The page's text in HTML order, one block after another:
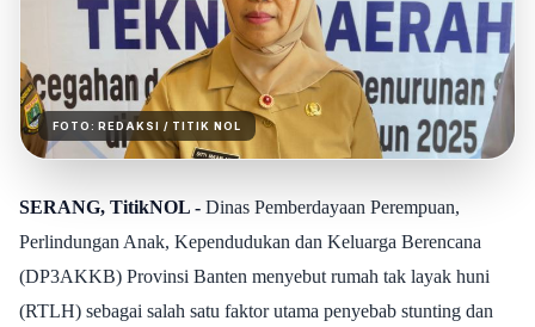
FOTO:REDAKSI / TITIK NOL
SERANG, TitikNOL - Dinas Pemberdayaan Perempuan,
Perlindungan Anak, Kependudukan dan Keluarga Berencana
(DP3AKKB) Provinsi Banten menyebut rumah tak layak huni
(RTLH) sebagai salah satu faktor utama penyebab stunting dan